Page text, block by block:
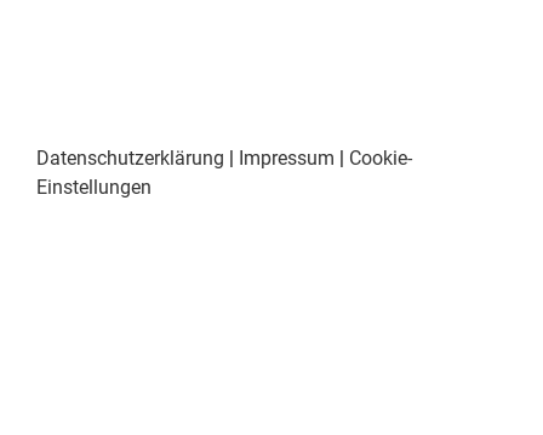
Datenschutzerklärung | Impressum | Cookie-
Einstellungen